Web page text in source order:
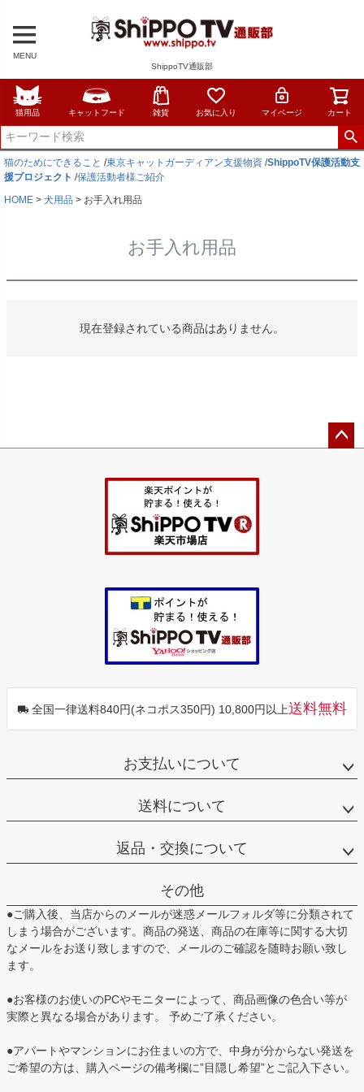
MENU
ShippoTV通販部
猫用品 キャットフード 雑貨 お気に入り マイページ カート
猫のためにできること /東京キャットガーディアン支援物資 /ShippoTV保護活動支
援プロジェクト /保護活動者様ご紹介
HOME
犬用品 お手入れ用品
お手入れ用品
現在登録されている商品はありません。
全国一律送料840円(ネコポス350円) 10,800円以上送料無料
お支払いについて
送料について
返品・交換について
その他
●ご購入後、当店からのメールが迷惑メールフォルダ等に分類されて
しまう場合がございます。商品の発送、商品の在庫等に関する大切
なメールをお送り致しますので、メールのご確認を随時お願い致し
ます。
●お客様のお使いのPCやモニターによって、商品画像の色合い等が
実際と異なる場合があります。 予めご了承ください。
●アパートやマンションにお住まいの方で、中身が分からない発送を
ご希望の方は、購入ページの備考欄に”目隠し希望”とご記入下さい。